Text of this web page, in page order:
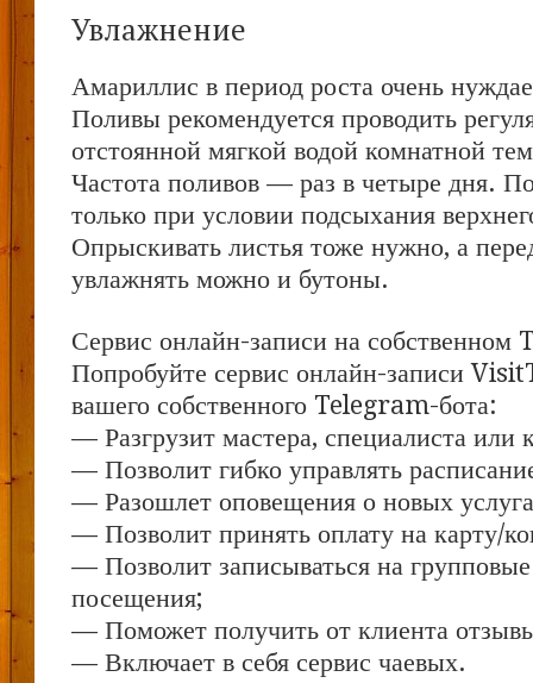
Увлажнение
Амариллис в период роста очень
Поливы рекомендуется проводить
отстоянной мягкой водой комнатной
Частота поливов — раз в четыре дня.
только при условии подсыхания
Опрыскивать листья тоже нужно, а
увлажнять можно и бутоны.
Сервис онлайн-записи на собственном
Попробуйте сервис онлайн-записи
вашего собственного Telegram-бота:
— Разгрузит мастера, специалиста или
— Позволит гибко управлять
— Разошлет оповещения о новых
— Позволит принять оплату на карту/
— Позволит записываться на
посещения;
— Поможет получить от клиента
— Включает в себя сервис чаевых.